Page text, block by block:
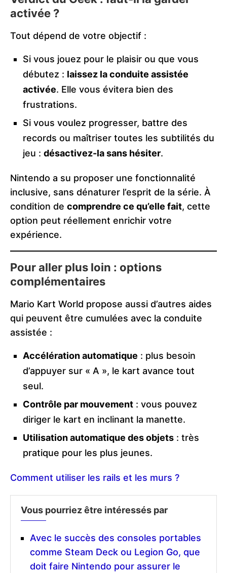
activée ?
Tout dépend de votre objectif :
Si vous jouez pour le plaisir ou que vous
débutez : laissez la conduite assistée
activée. Elle vous évitera bien des
frustrations.
Si vous voulez progresser, battre des
records ou maîtriser toutes les subtilités du
jeu : désactivez-la sans hésiter.
Nintendo a su proposer une fonctionnalité
inclusive, sans dénaturer l’esprit de la série. À
condition de comprendre ce qu’elle fait, cette
option peut réellement enrichir votre
expérience.
Pour aller plus loin : options
complémentaires
Mario Kart World propose aussi d’autres aides
qui peuvent être cumulées avec la conduite
assistée :
Accélération automatique : plus besoin
d’appuyer sur « A », le kart avance tout
seul.
Contrôle par mouvement : vous pouvez
diriger le kart en inclinant la manette.
Utilisation automatique des objets : très
pratique pour les plus jeunes.
Comment utiliser les rails et les murs ?
Vous pourriez être intéressés par
Avec le succès des consoles portables
comme Steam Deck ou Legion Go, que
doit faire Nintendo pour assurer le